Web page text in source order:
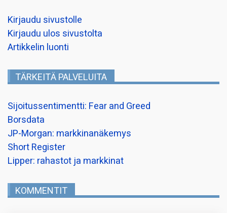
Kirjaudu sivustolle
Kirjaudu ulos sivustolta
Artikkelin luonti
TÄRKEITÄ PALVELUITA
Sijoitussentimentti: Fear and Greed
Borsdata
JP-Morgan: markkinanäkemys
Short Register
Lipper: rahastot ja markkinat
KOMMENTIT